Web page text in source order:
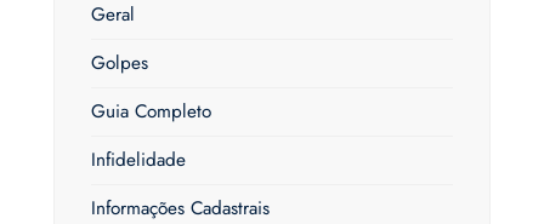
Geral
Golpes
Guia Completo
Infidelidade
Informações Cadastrais